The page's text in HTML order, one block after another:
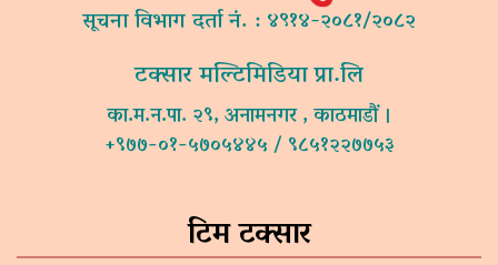
सूचना विभाग दर्ता नं. : ४९१४-२०८१/२०८२
टक्सार मल्टिमिडिया प्रा.लि
का.म.न.पा. २९, अनामनगर , काठमाडौं ।
+९७७-०१-५७०५४४५ / ९८५१२२७७५३
टिम टक्सार